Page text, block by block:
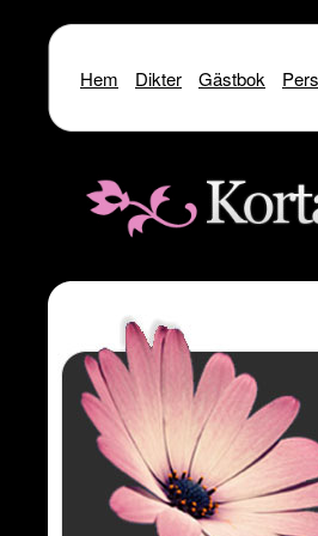
Warning: include() [function.include]: SSL
Warning
Warning
: include(http://
Warning : include() [
Hem Dikter Gästbok